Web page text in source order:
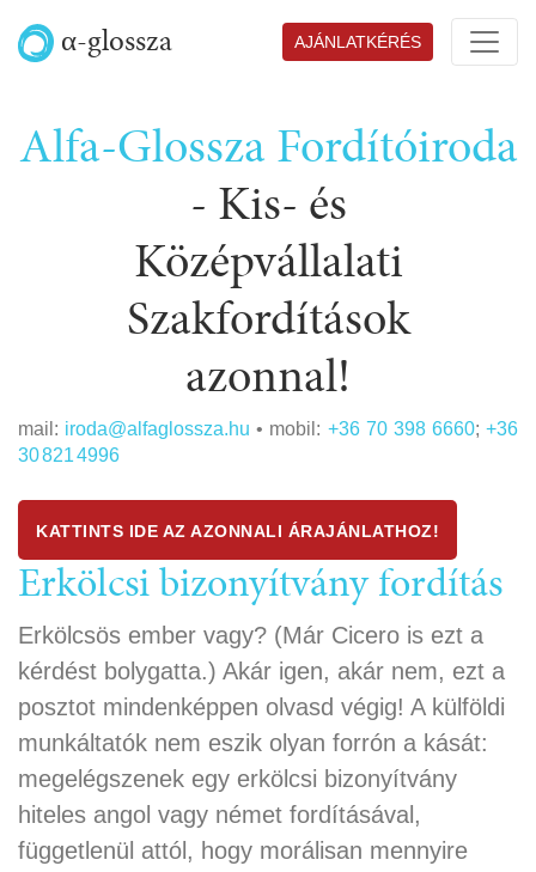
α-glossza AJÁNLATKÉRÉS
Alfa-Glossza Fordítóiroda
- Kis- és
Középvállalati
Szakfordítások
azonnal!
mail: iroda@alfaglossza.hu • mobil: +36 70 398 6660; +36
30 821 4996
KATTINTS IDE AZ AZONNALI ÁRAJÁNLATHOZ!
Erkölcsi bizonyítvány fordítás
Erkölcsös ember vagy? (Már Cicero is ezt a
kérdést bolygatta.) Akár igen, akár nem, ezt a
posztot mindenképpen olvasd végig! A külföldi
munkáltatók nem eszik olyan forrón a kását:
megelégszenek egy erkölcsi bizonyítvány
hiteles angol vagy német fordításával,
függetlenül attól, hogy morálisan mennyire